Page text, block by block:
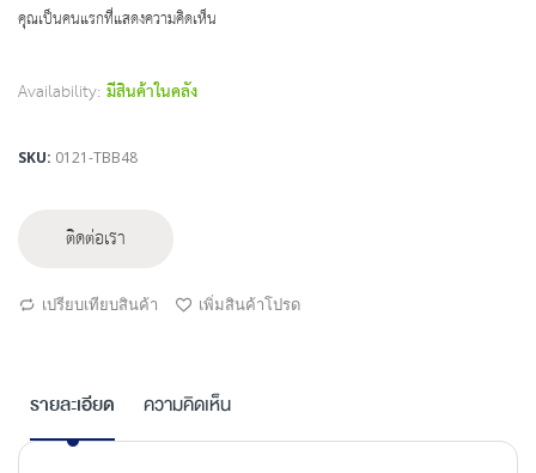
คุณเป็นคนแรกที่แสดงความคิดเห็น
Availability: มีสินค้าในคลัง
SKU 0121-TBB48
ติดต่อเรา
เปรียบเทียบสินค้า เพิ่มสินค้าโปรด
รายละเอียด ความคิดเห็น